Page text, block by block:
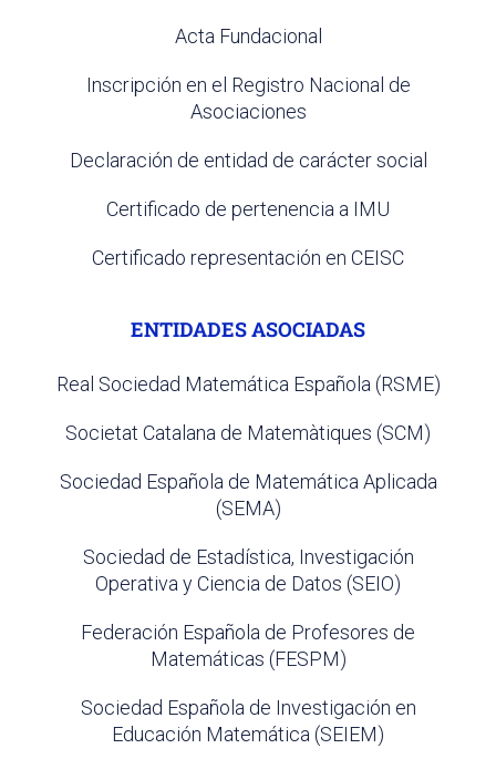
Acta Fundacional
Inscripción en el Registro Nacional de
Asociaciones
Declaración de entidad de carácter social
Certificado de pertenencia a IMU
Certificado representación en CEISC
ENTIDADES ASOCIADAS
Real Sociedad Matemática Española (RSME)
Societat Catalana de Matemàtiques (SCM)
Sociedad Española de Matemática Aplicada
(SEMA)
Sociedad de Estadística, Investigación
Operativa y Ciencia de Datos (SEIO)
Federación Española de Profesores de
Matemáticas (FESPM)
Sociedad Española de Investigación en
Educación Matemática (SEIEM)